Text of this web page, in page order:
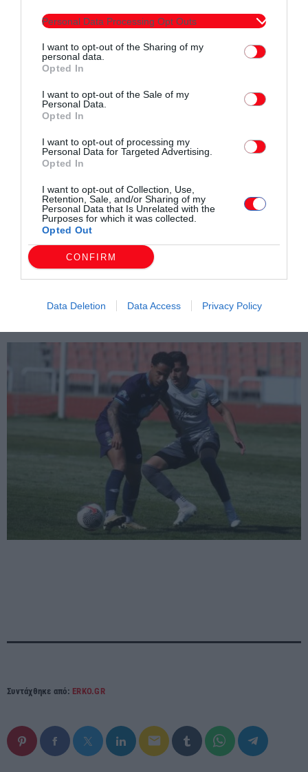
Personal Data Processing Opt Outs
I want to opt-out of the Sharing of my
personal data.
Opted In
I want to opt-out of the Sale of my
Personal Data.
Opted In
I want to opt-out of processing my
Personal Data for Targeted Advertising.
Opted In
I want to opt-out of Collection, Use,
Retention, Sale, and/or Sharing of my
Personal Data that Is Unrelated with the
Purposes for which it was collected.
Opted Out
CONFIRM
Data Deletion Data Access Privacy Policy
Συντάχθηκε από: ERKO.GR
email